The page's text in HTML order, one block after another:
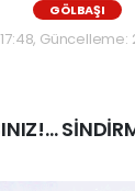
GÖLBAŞI
Güncelleme: